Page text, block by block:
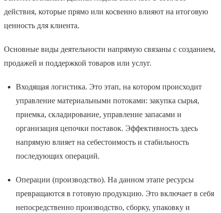
действия, которые прямо или косвенно влияют на итоговую
ценность для клиента.
Основные виды деятельности напрямую связаны с созданием,
продажей и поддержкой товаров или услуг.
Входящая логистика. Это этап, на котором происходит
управление материальными потоками: закупка сырья,
приемка, складирование, управление запасами и
организация цепочки поставок. Эффективность здесь
напрямую влияет на себестоимость и стабильность
последующих операций.
Операции (производство). На данном этапе ресурсы
превращаются в готовую продукцию. Это включает в себя
непосредственно производство, сборку, упаковку и